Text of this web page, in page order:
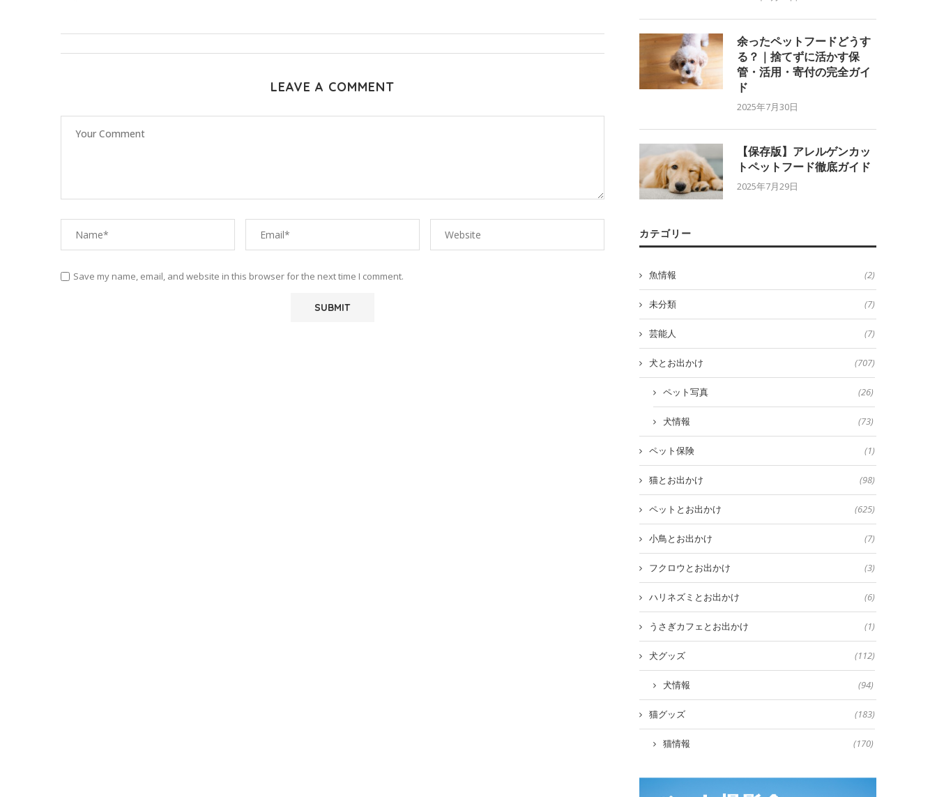
LEAVE A COMMENT
Save my name, email, and website in this browser for the next time I comment.
余ったペットフードどうす
る？｜捨てずに活かす保
管・活用・寄付の完全ガイ
ド
2025年7月30日
【保存版】アレルゲンカッ
トペットフード徹底ガイド
2025年7月29日
カテゴリー
魚情報 (2)
未分類 (7)
芸能人 (7)
犬とお出かけ (707)
ペット写真 (26)
犬情報 (73)
ペット保険 (1)
猫とお出かけ (98)
ペットとお出かけ (625)
小鳥とお出かけ (7)
フクロウとお出かけ (3)
ハリネズミとお出かけ (6)
うさぎカフェとお出かけ (1)
犬グッズ (112)
犬情報 (94)
猫グッズ (183)
猫情報 (170)